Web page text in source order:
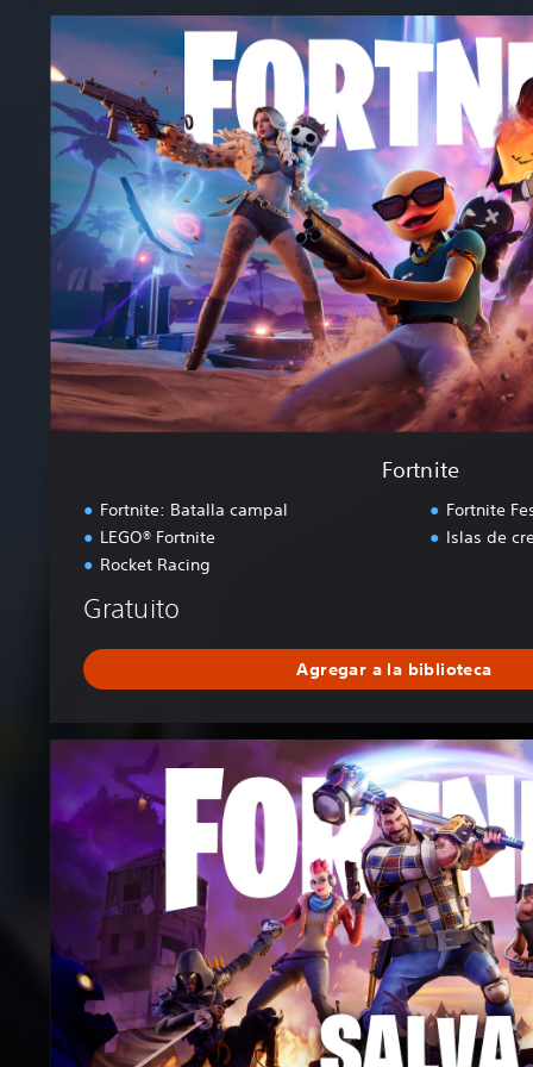
F
r
t
n
t
e
Fortnite
Fortnite: Batalla campal
LEGO® Fortnite
Rocket Racing
Fortnite
Islas de
Gratuito
Agregar a la biblioteca
o
t
i
S
a
v
e
t